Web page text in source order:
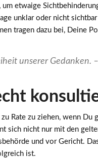
etwaige
unklar oder nicht
tragen dazu bei, Deine
unserer Gedanken.
zu Rate zu ziehen, wenn Du
sich nicht nur mit den
und vor Gericht.
ist.